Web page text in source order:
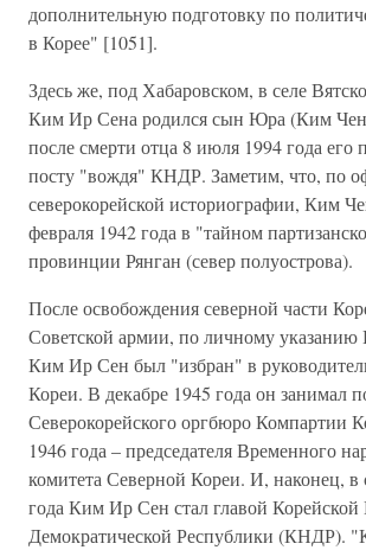
дополнительную подготовку по
в Корее" [1051].
Здесь же, под Хабаровском, в селе
Ким Ир Сена родился сын Юра (Ким
после смерти отца 8 июля 1994 года его
посту "вождя" КНДР. Заметим, что, по
северокорейской историографии, Ким
февраля 1942 года в "тайном
провинции Рянган (север полуострова).
После освобождения северной части
Советской армии, по личному
Ким Ир Сен был "избран" в
Кореи. В декабре 1945 года он занимал
Северокорейского оргбюро Компартии
1946 года – председателя Временного
комитета Северной Кореи. И, наконец, в
года Ким Ир Сен стал главой
Демократической Республики (КНДР).